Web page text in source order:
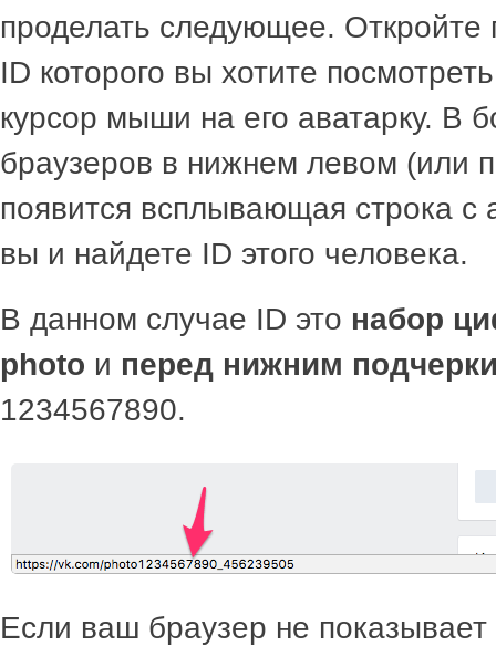
проделать следующее.
ID которого вы хотите
курсор мыши на его аватарку. В
браузеров в нижнем левом (или
появится всплывающая строка с
вы и найдете ID этого человека.
В данном случае ID это набор
photo и перед нижним
1234567890.
Если ваш браузер не